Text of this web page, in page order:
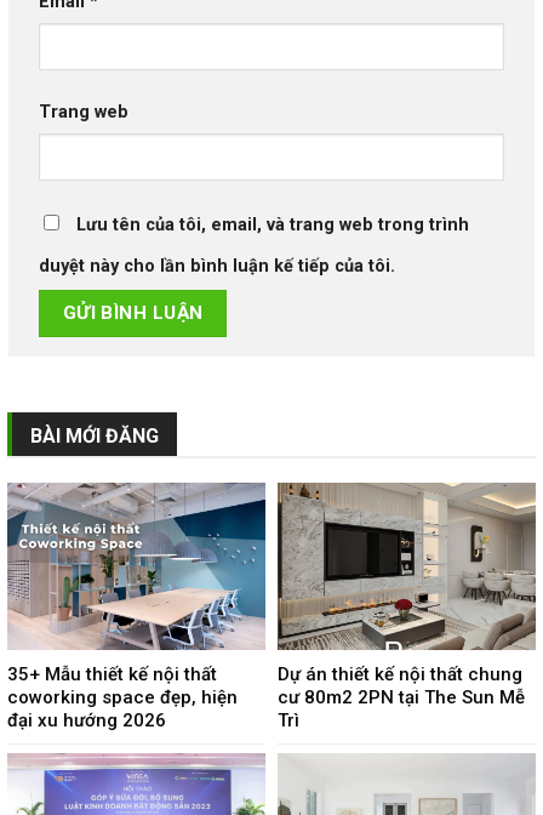
Trang web
Lưu tên của tôi, email, và trang web trong trình
duyệt này cho lần bình luận kế tiếp của tôi.
BÀI MỚI ĐĂNG
35+ Mẫu thiết kế nội thất
coworking space đẹp, hiện
đại xu hướng 2026
Dự án thiết kế nội thất chung
cư 80m2 2PN tại The Sun Mễ
Trì